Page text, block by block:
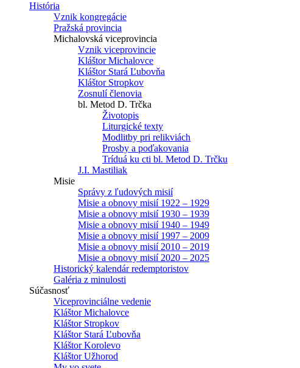
História
Vznik kongregácie
Pražská provincia
Michalovská viceprovincia
Vznik viceprovincie
Kláštor Michalovce
Kláštor Stará Ľubovňa
Kláštor Stropkov
Zosnulí členovia
bl. Metod D. Trčka
Životopis
Liturgické texty
Modlitby pri relikviách
Prosby a poďakovania
Tríduá ku cti bl. Metod D. Trčku
J.I. Mastiliak
Misie
Správy z ľudových misií
Misie a obnovy misií 1922 – 1929
Misie a obnovy misií 1930 – 1939
Misie a obnovy misií 1940 – 1949
Misie a obnovy misií 1997 – 2009
Misie a obnovy misií 2010 – 2019
Misie a obnovy misií 2020 – 2025
Historický kalendár redemptoristov
Galéria z minulosti
Súčasnosť
Viceprovinciálne vedenie
Kláštor Michalovce
Kláštor Stropkov
Kláštor Stará Ľubovňa
Kláštor Korolevo
Kláštor Užhorod